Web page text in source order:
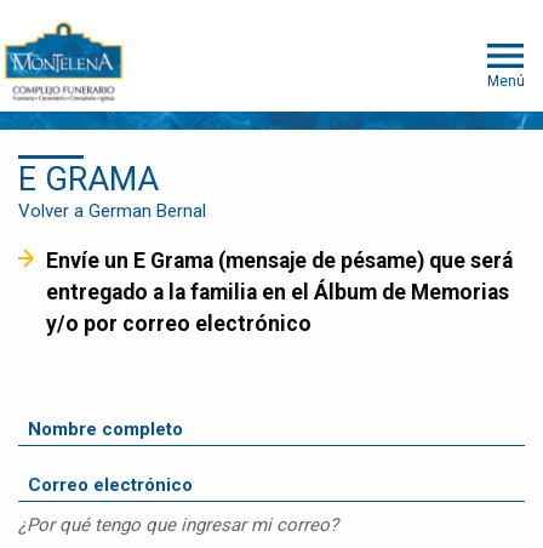
Menú
E GRAMA
Volver a German Bernal
Envíe un E Grama (mensaje de pésame) que será
entregado a la familia en el Álbum de Memorias
y/o por correo electrónico
¿Por qué tengo que ingresar mi correo?